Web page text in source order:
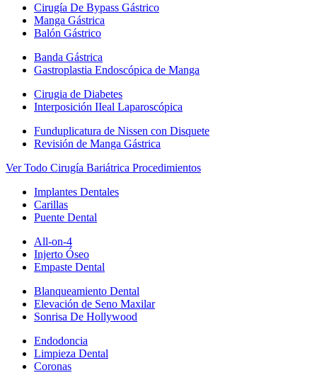
Cirugía De Bypass Gástrico
Manga Gástrica
Balón Gástrico
Banda Gástrica
Gastroplastia Endoscópica de Manga
Cirugia de Diabetes
Interposición IIeal Laparoscópica
Funduplicatura de Nissen con Disquete
Revisión de Manga Gástrica
Ver Todo Cirugía Bariátrica Procedimientos
Implantes Dentales
Carillas
Puente Dental
All-on-4
Injerto Óseo
Empaste Dental
Blanqueamiento Dental
Elevación de Seno Maxilar
Sonrisa De Hollywood
Endodoncia
Limpieza Dental
Coronas